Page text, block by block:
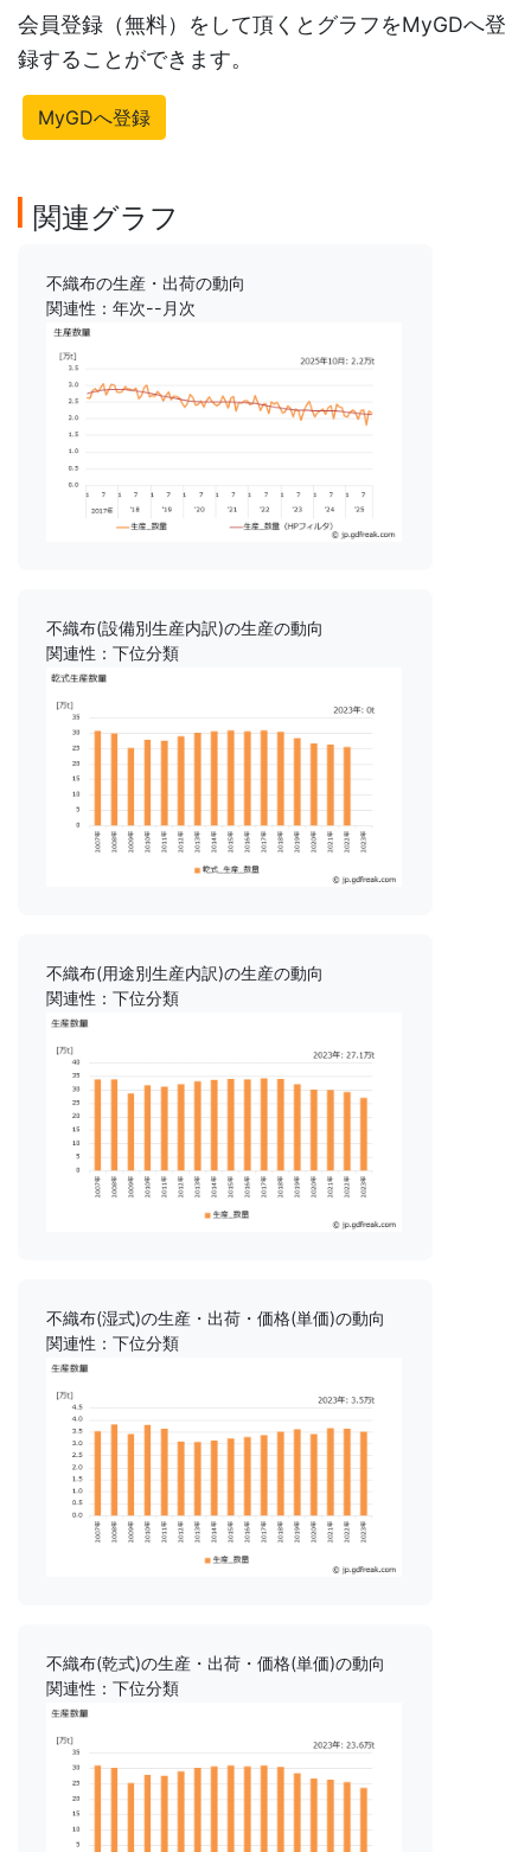
会員登録（無料）をして頂くとグラフをMyGDへ登
録することができます。
MyGDへ登録
関連グラフ
不織布の生産・出荷の動向
関連性：年次--月次
不織布(設備別生産内訳)の生産の動向
関連性：下位分類
不織布(用途別生産内訳)の生産の動向
関連性：下位分類
不織布(湿式)の生産・出荷・価格(単価)の動向
関連性：下位分類
不織布(乾式)の生産・出荷・価格(単価)の動向
関連性：下位分類